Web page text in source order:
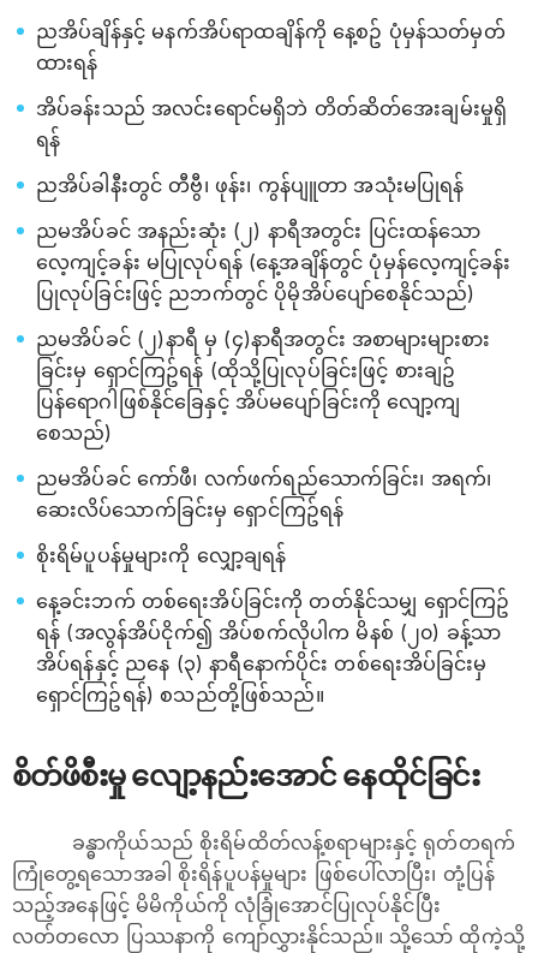
ညအိပ်ချိန်နှင့် မနက်အိပ်ရာထချိန်ကို နေ့စဥ် ပုံမှန်သတ်မှတ်
ထားရန်
အိပ်ခန်းသည် အလင်း‌ရောင်မရှိဘဲ တိတ်ဆိတ်အေးချမ်းမှုရှိ
ရန်
ညအိပ်ခါနီးတွင် တီဗွီ၊ ဖုန်း၊ ကွန်ပျူတာ အသုံးမပြုရန်
ညမအိပ်ခင် အနည်းဆုံး (၂) နာရီအတွင်း ပြင်းထန်သော
လေ့ကျင့်ခန်း မပြုလုပ်ရန် (နေ့အချိန်တွင် ပုံမှန်လေ့ကျင့်ခန်း
ပြုလုပ်ခြင်းဖြင့် ညဘက်တွင် ပိုမိုအိပ်ပျော်‌စေနိုင်သည်)
ညမအိပ်ခင် (၂)နာရီ မှ (၄)နာရီအတွင်း အစာများများစား
ခြင်းမှ ရှောင်ကြဥ်ရန် (ထိုသို့ပြုလုပ်ခြင်းဖြင့် စားချဥ်
ပြန်‌‌‌ရောဂါဖြစ်နိုင်ခြေနှင့် အိပ်မပျော်ခြင်းကို လျော့ကျ
စေသည်)
ညမအိပ်ခင် ကော်ဖီ၊ လက်ဖက်ရည်သောက်ခြင်း၊ အရက်၊
ဆေးလိပ်သောက်ခြင်းမှ ရှောင်ကြဥ်ရန်
စိုးရိမ်ပူပန်မှုများကို လျှော့ချရန်
နေ့ခင်းဘက် တစ်‌ရေးအိပ်ခြင်းကို တတ်နိုင်သမျှ ရှောင်ကြဥ်
ရန် (အလွန်အိပ်ငိုက်၍ အိပ်စက်လိုပါက မိနစ် (၂၀) ခန့်သာ
အိပ်ရန်နှင့် ညနေ (၃) နာရီနောက်ပိုင်း တစ်ရေးအိပ်ခြင်းမှ
ရှောင်ကြဥ်ရန်) စသည်တို့ဖြစ်သည်။
စိတ်ဖိစီးမှု လျော့နည်းအောင် နေထိုင်ခြင်း
ခန္ဓာကိုယ်သည် စိုးရိမ်ထိတ်လန့်စရာများနှင့် ရုတ်တရက်
ကြုံတွေ့ရသောအခါ စိုးရိန်ပူပန်မှုများ ဖြစ်ပေါ်လာပြီး၊ တုံ့ပြန်
သည့်အနေဖြင့် မိမိကိုယ်ကို လုံခြုံအောင်ပြုလုပ်နိုင်ပြီး
လတ်တလော ပြဿနာကို ကျော်လွှားနိုင်သည်။ သို့သော် ထိုကဲ့သို့